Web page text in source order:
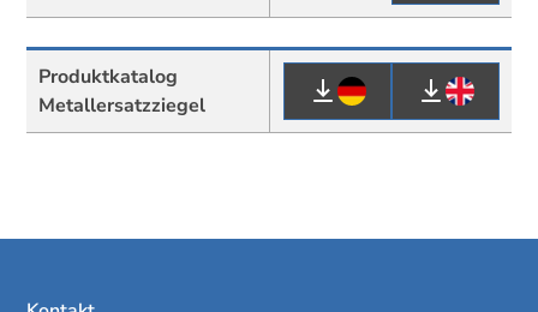
Produktkatalog
Metallersatzziegel